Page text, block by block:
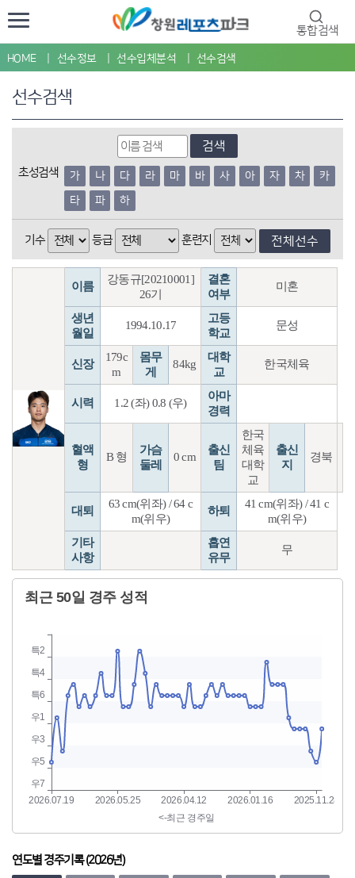
통합검색
HOME 선수정보 선수입체분석 선수검색
선수검색
검색
초성검색 가 나 다 라 마 바 사 아 자 차
카
타
파 하
기수 등급 훈련지 전체선수
이름
강동규[20210001]
26기
결혼
여부
미혼
생년
월일
1994.10.17
고등
학교
문성
신장
179c
m
몸무
게
84kg
대학
교
한국체육
시력 1.2 (좌) 0.8 (우)
아마
경력
혈액
형
B 형
가슴
둘레
0 cm
출신
팀
한국
체육
대학
교
출신
지
경북
대퇴
63 cm(위좌) / 64 c
m(위우)
하퇴
41 cm(위좌) / 41 c
m(위우)
기타
사항
흡연
유무
무
연도별 경주기록 (2026년)